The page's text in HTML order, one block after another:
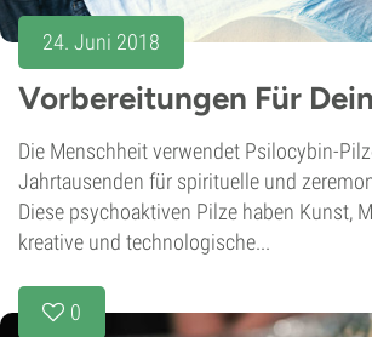
24. Juni 2018
Vorbereitungen Für
Die Menschheit verwendet Psilocybin-
Jahrtausenden für spirituelle und
Diese psychoaktiven Pilze haben Kunst,
kreative und technologische...
0